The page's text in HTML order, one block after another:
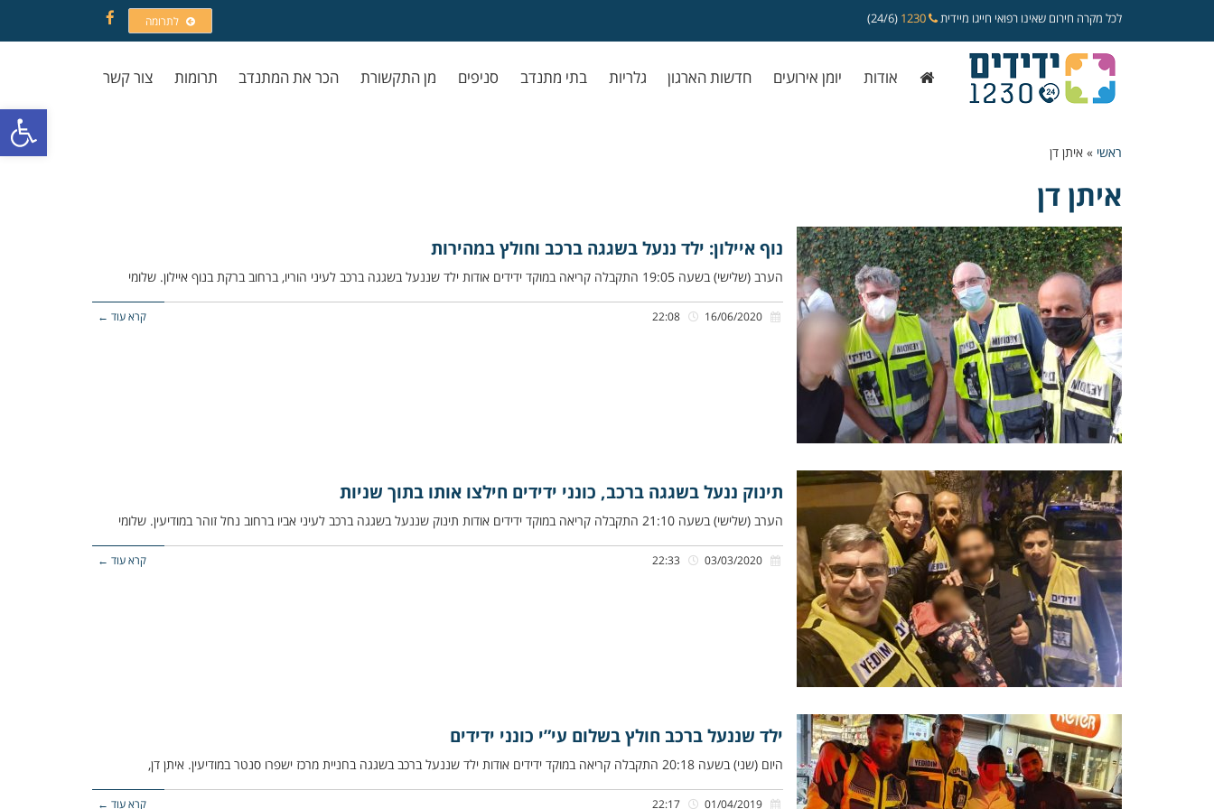
פתח
לכל מקרה חירום שאינו רפואי חייגו מיידית (24/6) לתרומה
Facebook
אודות יומן אירועים חדשות הארגון גלריות בתי מתנדב סניפים מן התקשורת הכר את המתנדב תרומות צור קשר
ראשי » איתן דן
איתן דן
נוף איילון: ילד ננעל בשגגה ברכב וחולץ במהירות
הערב (שלישי) בשעה 19:05 התקבלה קריאה במוקד ידידים אודות ילד שננעל בשגגה ברכב לעיני הוריו, ברחוב ברקת בנוף איילון. שלומי
קרא עוד ←
תינוק ננעל בשגגה ברכב, כונני ידידים חילצו אותו בתוך שניות
הערב (שלישי) בשעה 21:10 התקבלה קריאה במוקד ידידים אודות תינוק שננעל בשגגה ברכב לעיני אביו ברחוב נחל זוהר במודיעין. שלומי
קרא עוד ←
ילד שננעל ברכב חולץ בשלום עי”י כונני ידידים
היום (שני) בשעה 20:18 התקבלה קריאה במוקד ידידים אודות ילד שננעל ברכב בשגגה בחניית מרכז ישפרו סנטר במודיעין. איתן דן,
קרא עוד ←